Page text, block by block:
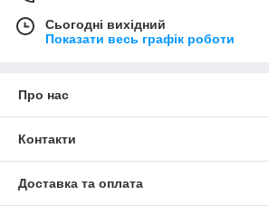
Сьогодні вихідний
Показати весь графік роботи
Про нас
Контакти
Доставка та оплата